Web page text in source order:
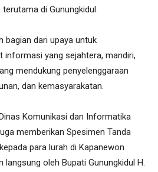
di Gunungkidul.
bagian dari upaya untuk
informasi yang sejahtera, mandiri,
mendukung penyelenggaraan
dan kemasyarakatan.
Komunikasi dan Informatika
memberikan Spesimen Tanda
para lurah di Kapanewon
langsung oleh Bupati Gunungkidul H.